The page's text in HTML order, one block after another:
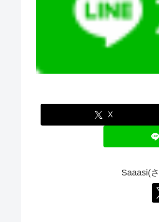
X
Saaasi(